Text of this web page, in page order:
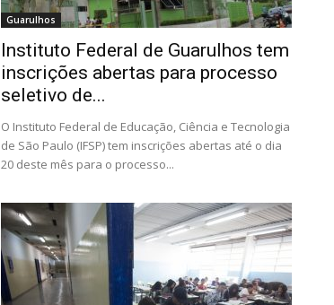
Guarulhos
Instituto Federal de Guarulhos tem
inscrições abertas para processo
seletivo de...
O Instituto Federal de Educação, Ciência e Tecnologia
de São Paulo (IFSP) tem inscrições abertas até o dia
20 deste mês para o processo...